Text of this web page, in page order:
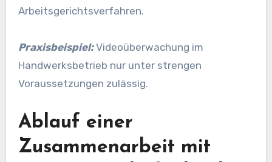
Arbeitsgerichtsverfahren.
Praxisbeispiel:Videoüberwachung im
Handwerksbetrieb nur unter strengen
Voraussetzungen zulässig.
Ablauf einer
Zusammenarbeit mit